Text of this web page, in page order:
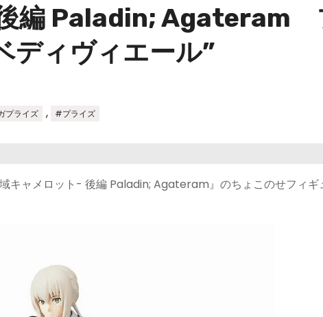
編 Paladin; Agateram
ディヴィエール”
プライズ , #プライズ
キャメロット- 後編 Paladin; Agateram』のちょこのせフィギ